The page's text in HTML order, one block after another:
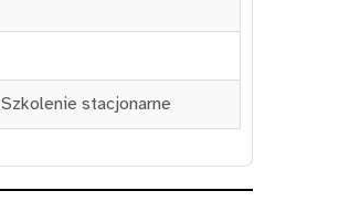
Szkolenie stacjonarne